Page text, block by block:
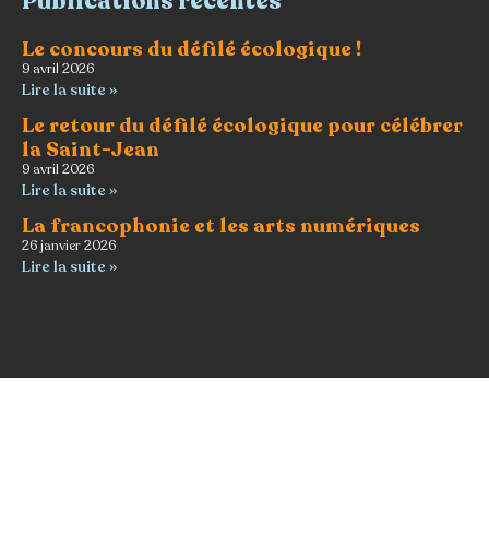
Le concours du défilé écologique !
9 avril 2026
Lire la suite »
Le retour du défilé écologique pour célébrer
la Saint-Jean
9 avril 2026
Lire la suite »
La francophonie et les arts numériques
26 janvier 2026
Lire la suite »